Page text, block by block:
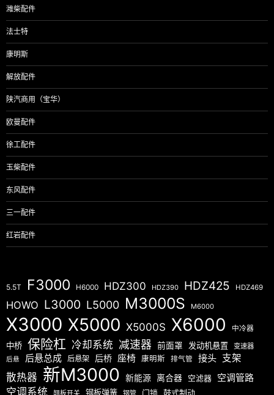
潍柴配件
法士特
康明斯
解放配件
陕汽商用（宝华）
欧曼配件
徐工配件
玉柴配件
东风配件
三一配件
红岩配件
5.5T F3000 H6000 HDZ300 HDZ390 HDZ425 HDZ469
HOWO L3000 L5000 M3000S M6000
X3000 X5000 X5000S X6000 中冷器
中桥 保险杠 冷却系统 减速器 前面罩 发动机悬置 变速器
后悬 后悬总成 后悬架 后桥 座椅 康明斯 排气管 接头 支架
散热器 新M3000 新能源 离合器 空滤器 空调管路
空调系统 翘板开关 钢板弹簧 钢管 门锁 鼓式制动